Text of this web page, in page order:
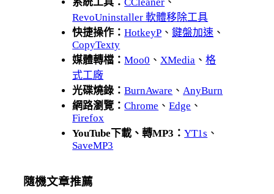
RevoUninstaller 軟體移除工具
快捷操作：HotkeyP 、鍵盤加速 、
CopyTexty
媒體轉檔：Moo0 、 XMedia 、格
式工廠
光碟燒錄：BurnAware 、 AnyBurn
網路瀏覽：Chrome 、Edge 、
Firefox
YouTube下載、轉MP3：YT1s 、
SaveMP3
隨機文章推薦